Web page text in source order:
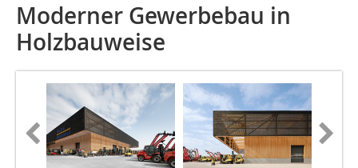
Moderner Gewerbebau in
Holzbauweise